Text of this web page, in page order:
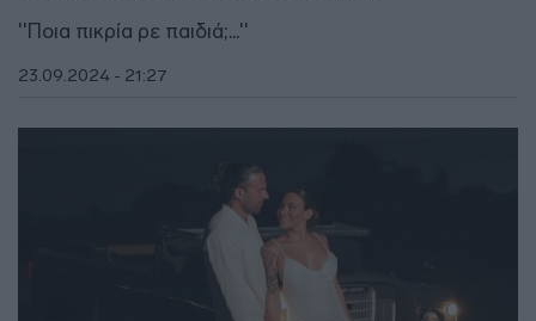
''Ποια πικρία ρε παιδιά;...''
23.09.2024 - 21:27